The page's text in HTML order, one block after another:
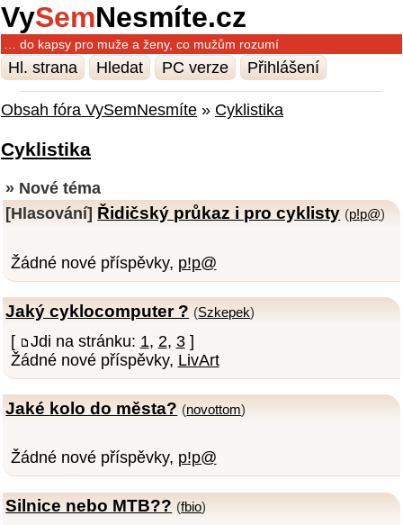
VySemNesmíte.cz
… do kapsy pro muže a ženy, co mužům rozumí
Hl. strana Hledat PC verze Přihlášení
Obsah fóra VySemNesmíte » Cyklistika
Cyklistika
» Nové téma
[Hlasování] Řidičský průkaz i pro cyklisty (p!p@)
Žádné nové příspěvky, p!p@
Jaký cyklocomputer ? (Szkepek)
[ Jdi na stránku: 1, 2, 3]
Žádné nové příspěvky, LivArt
Jaké kolo do města? (novottom)
Žádné nové příspěvky, p!p@
Silnice nebo MTB?? (fbio)